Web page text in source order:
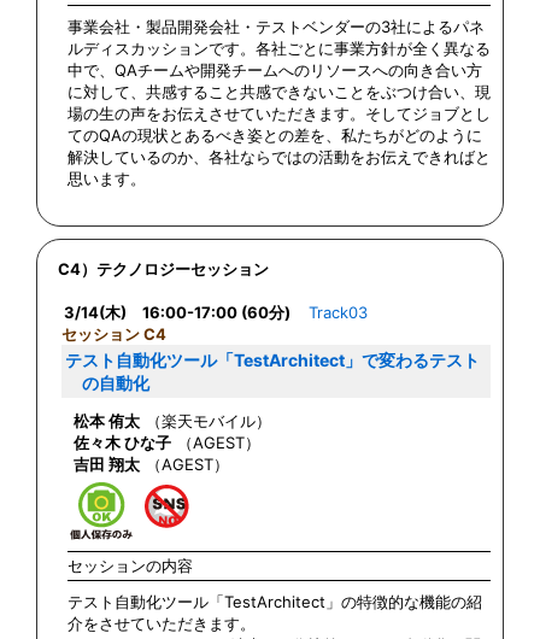
事業会社・製品開発会社・テストベンダーの3社によるパネ
ルディスカッションです。各社ごとに事業方針が全く異なる
中で、QAチームや開発チームへのリソースへの向き合い方
に対して、共感すること共感できないことをぶつけ合い、現
場の生の声をお伝えさせていただきます。そしてジョブとし
てのQAの現状とあるべき姿との差を、私たちがどのように
解決しているのか、各社ならではの活動をお伝えできればと
思います。
C4）テクノロジーセッション
3/14(木) 16:00-17:00 (60分)
Track03
セッション C4
テスト自動化ツール「TestArchitect」で変わるテスト
の自動化
松本 侑太
（楽天モバイル）
佐々木 ひな子
（AGEST）
吉田 翔太
（AGEST）
セッションの内容
テスト自動化ツール「TestArchitect」の特徴的な機能の紹
介をさせていただきます。